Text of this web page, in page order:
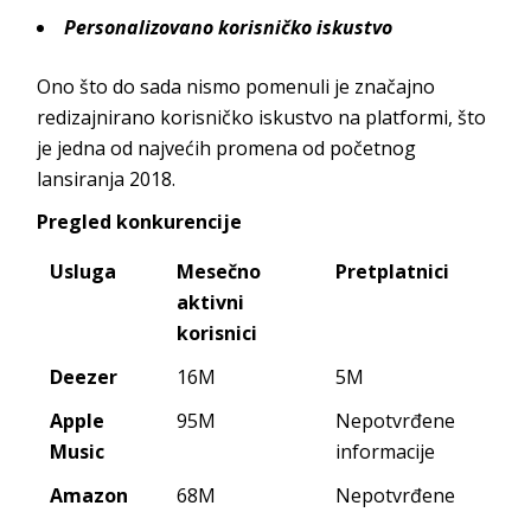
Personalizovano korisničko iskustvo
Ono što do sada nismo pomenuli je značajno
redizajnirano korisničko iskustvo na platformi, što
je jedna od najvećih promena od početnog
lansiranja 2018.
Pregled konkurencije
Usluga
Mesečno
aktivni
korisnici
Pretplatnici
Deezer 16M
5M
Apple
Music
95M
Nepotvrđene
informacije
Amazon
68M
Nepotvrđene